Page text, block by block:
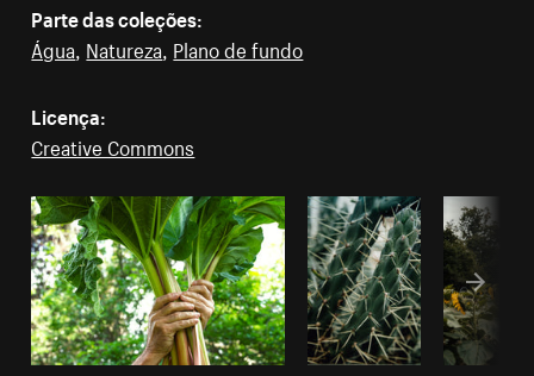
Parte das coleções:
Água, Natureza, Plano de fundo
Licença:
Creative Commons